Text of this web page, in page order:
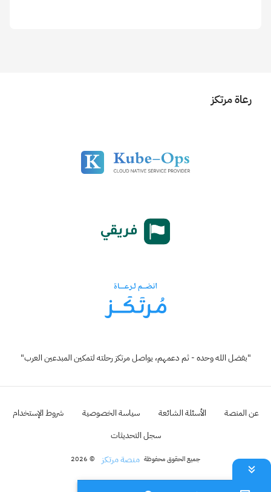
رعاة مرتكز
"بفضل الله وحده - ثم دعمهم، يواصل مرتكز رحلته لتمكين المبدعين العرب"
عن المنصة الأسئلة الشائعة سياسة الخصوصية
شروط الإستخدام
سجل التحديثات
جميع الحقوق محفوظة منصة مرتكز © 2026